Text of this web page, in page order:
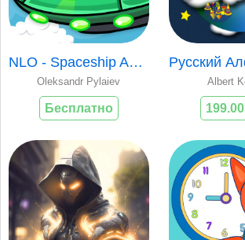
NLO - Spaceship Adventure!
Oleksandr Pylaiev
Бесплатно
Albert